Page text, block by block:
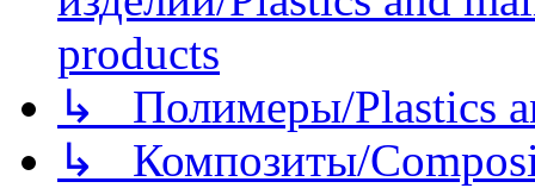
products
↳ Полимеры/Plastics
↳ Композиты/